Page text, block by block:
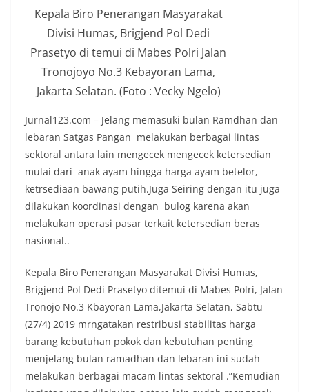
Kepala Biro Penerangan Masyarakat
Divisi Humas, Brigjend Pol Dedi
Prasetyo di temui di Mabes Polri Jalan
Tronojoyo No.3 Kebayoran Lama,
Jakarta Selatan. (Foto : Vecky Ngelo)
Jurnal123.com – Jelang memasuki bulan Ramdhan dan
lebaran Satgas Pangan melakukan berbagai lintas
sektoral antara lain mengecek mengecek ketersedian
mulai dari anak ayam hingga harga ayam betelor,
ketrsediaan bawang putih.Juga Seiring dengan itu juga
dilakukan koordinasi dengan bulog karena akan
melakukan operasi pasar terkait ketersedian beras
nasional..
Kepala Biro Penerangan Masyarakat Divisi Humas,
Brigjend Pol Dedi Prasetyo ditemui di Mabes Polri, Jalan
Tronojo No.3 Kbayoran Lama,Jakarta Selatan, Sabtu
(27/4) 2019 mrngatakan restribusi stabilitas harga
barang kebutuhan pokok dan kebutuhan penting
menjelang bulan ramadhan dan lebaran ini sudah
melakukan berbagai macam lintas sektoral .”Kemudian